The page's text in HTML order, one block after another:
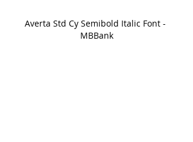
Averta Std Cy Semibold Italic Font -
MBBank